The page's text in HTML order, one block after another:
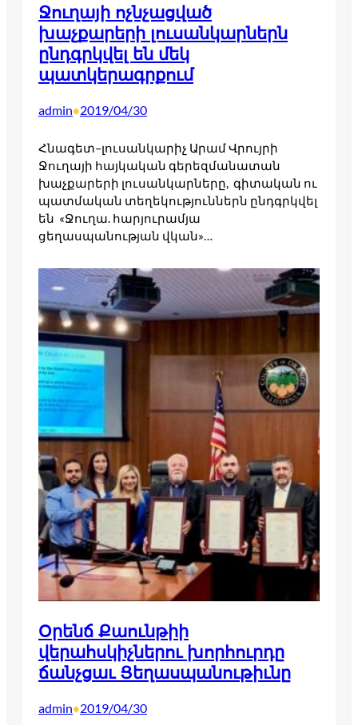
Ջուղայի ոչնչացված
խաչքարերի լուսանկարներն
ընդգրկվել են մեկ
պատկերագրքում
admin•2019/04/30
Հնագետ–լուսանկարիչ Արամ Վրույրի
Ջուղայի հայկական գերեզմանատան
խաչքարերի լուսանկարները, գիտական ու
պատմական տեղեկություններն ընդգրկվել
են «Ջուղա. հարյուրամյա
ցեղասպանության վկան»…
Օրենճ Քաունթիի
վերահսկիչներու խորհուրդը
ճանչցաւ Ցեղասպանութիւնը
admin•2019/04/30